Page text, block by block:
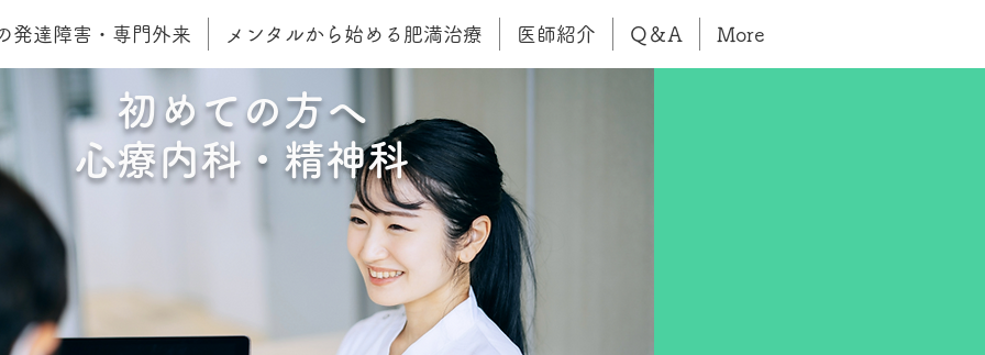
発達障害・専門外来 メンタルから始める肥満治療 医師紹介 Q＆A More
​初めての方へ
心療内科・精神科